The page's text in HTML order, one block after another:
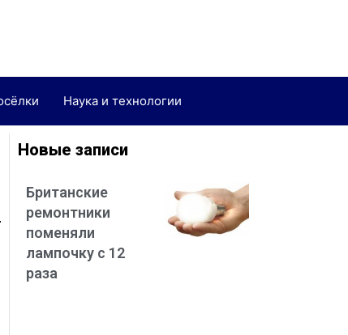
Наука и технологии
Новые записи
Британские
ремонтники
поменяли
лампочку с 12
раза